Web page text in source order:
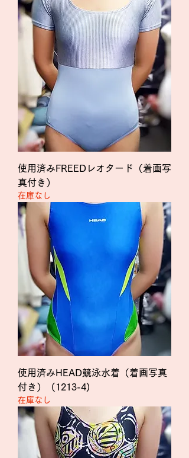
使用済みFREEDレオタード（着画写
真付き）
在庫なし
使用済みHEAD競泳水着（着画写真
付き）（1213-4)
在庫なし